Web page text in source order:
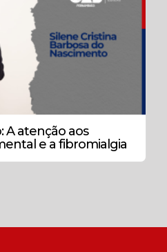
A atenção aos
e a fibromialgia